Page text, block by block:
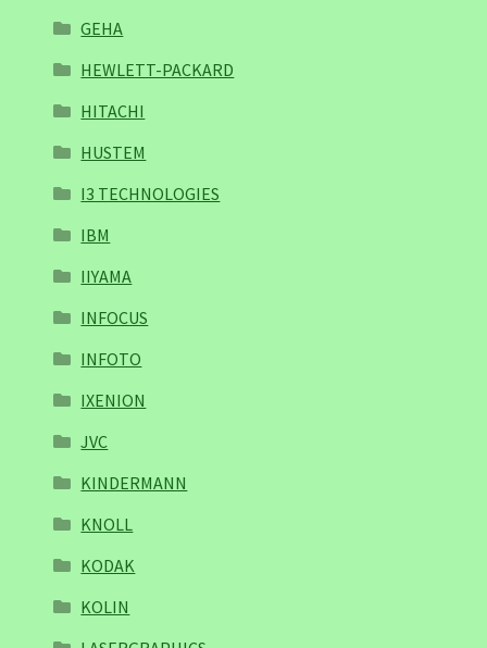
GEHA
HEWLETT-PACKARD
HITACHI
HUSTEM
I3 TECHNOLOGIES
IBM
IIYAMA
INFOCUS
INFOTO
IXENION
JVC
KINDERMANN
KNOLL
KODAK
KOLIN